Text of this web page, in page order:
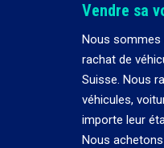
Vendre sa
Nous sommes
rachat de
Suisse. Nous
véhicules,
importe leur
Nous